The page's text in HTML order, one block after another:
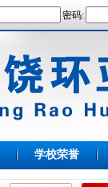
密码:
学校荣誉